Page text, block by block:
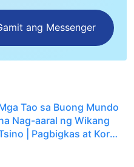
ang Messenger
Tao sa Buong Mundo
Nag-aaral ng Wikang
| Pagbigkas at Koro: